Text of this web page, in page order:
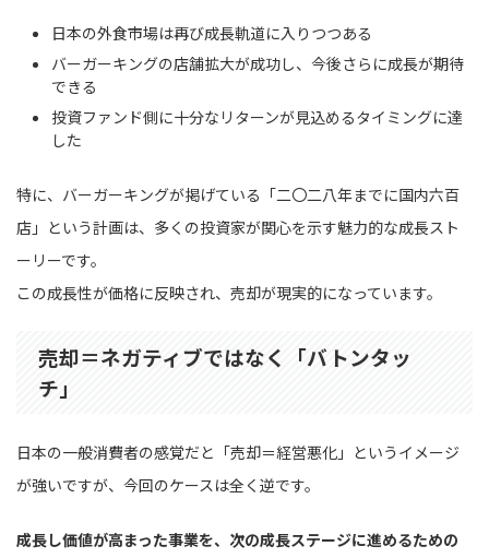
日本の外食市場は再び成長軌道に入りつつある
バーガーキングの店舗拡大が成功し、今後さらに成長が期待
できる
投資ファンド側に十分なリターンが見込めるタイミングに達
した
特に、バーガーキングが掲げている「二〇二八年までに国内六百
店」という計画は、多くの投資家が関心を示す魅力的な成長スト
ーリーです。
この成長性が価格に反映され、売却が現実的になっています。
売却＝ネガティブではなく「バトンタッ
チ」
日本の一般消費者の感覚だと「売却＝経営悪化」というイメージ
が強いですが、今回のケースは全く逆です。
成長し価値が高まった事業を、次の成長ステージに進めるための